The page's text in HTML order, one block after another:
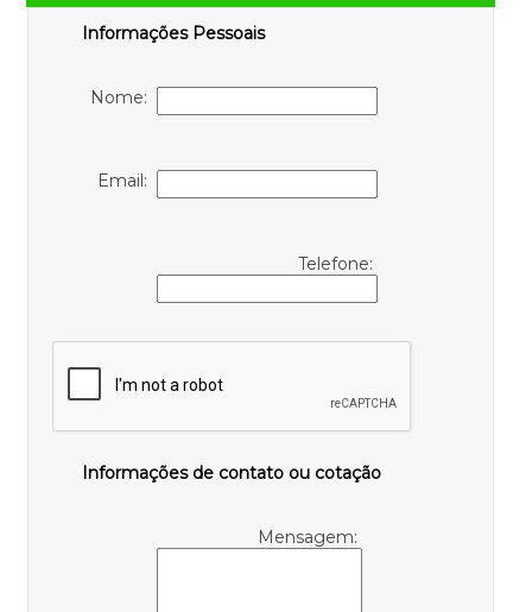
Informações Pessoais
Nome:
Email:
Telefone:
Informações de contato ou cotação
Mensagem: